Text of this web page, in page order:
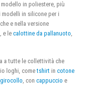
in poliestere, più
in silicone per i
e nella versione
e le calottine da pallanuoto,
a tutte le collettività che
loghi, cometshirt in cotone
girocollo, con cappuccio e